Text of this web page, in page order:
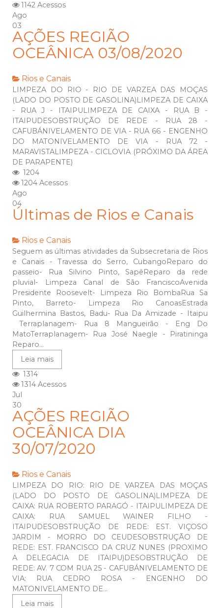
1142 Acessos
Ago
03
AÇÕES REGIÃO
OCEÂNICA 03/08/2020
Rios e Canais
LIMPEZA DO RIO - RIO DE VARZEA DAS MOÇAS
(LADO DO POSTO DE GASOLINA)LIMPEZA DE CAIXA
- RUA J - ITAIPULIMPEZA DE CAIXA - RUA B -
ITAIPUDESOBSTRUÇÃO DE REDE - RUA 28 -
CAFUBÁNIVELAMENTO DE VIA - RUA 66 - ENGENHO
DO MATONIVELAMENTO DE VIA - RUA 72 -
MARAVISTALIMPEZA - CICLOVIA (PRÓXIMO DA ÁREA
DE PARAPENTE)
1204
1204 Acessos
Ago
04
Últimas de Rios e Canais
Rios e Canais
Seguem as últimas atividades da Subsecretaria de Rios
e Canais - Travessa do Serro, CubangoReparo do
passeio- Rua Silvino Pinto, SapêReparo da rede
pluvial- Limpeza Canal de São FranciscoAvenida
Presidente Roosevelt- Limpeza Rio BombaRua Sa
Pinto, Barreto- Limpeza Rio CanoasEstrada
Guilhermina Bastos, Badu- Rua Da Amizade - Itaipu
Terraplanagem- Rua 8 Mangueirão - Eng Do
MatoTerraplanagem- Rua José Naegle - Piratininga
Reparo...
Leia mais
1314
1314 Acessos
Jul
30
AÇÕES REGIÃO
OCEÂNICA DIA
30/07/2020
Rios e Canais
LIMPEZA DO RIO: RIO DE VARZEA DAS MOÇAS
(LADO DO POSTO DE GASOLINA)LIMPEZA DE
CAIXA: RUA ROBERTO PARAGÓ - ITAIPULIMPEZA DE
CAIXA: RUA SAMUEL WAINER FILHO -
ITAIPUDESOBSTRUÇÃO DE REDE: EST. VIÇOSO
JARDIM - MORRO DO CEUDESOBSTRUÇÃO DE
REDE: EST. FRANCISCO DA CRUZ NUNES (PROXIMO
A DELEGACIA DE ITAIPU)DESOBSTRUÇÃO DE
REDE: AV. 7 COM RUA 25 - CAFUBÁNIVELAMENTO DE
VIA: RUA CEDRO ROSA - ENGENHO DO
MATONIVELAMENTO DE...
Leia mais